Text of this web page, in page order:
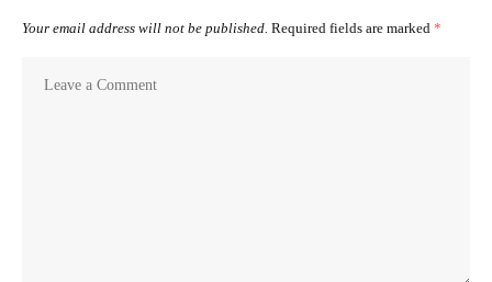
Your email address will not be published. Required fields are marked *